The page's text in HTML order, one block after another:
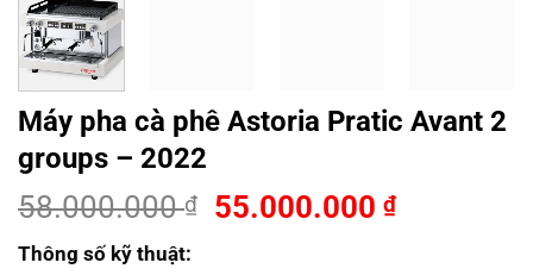
Máy pha cà phê Astoria Pratic Avant 2
groups – 2022
58.000.000₫
Giá
55.000.000 ₫Giá
Thông số kỹ thuật: